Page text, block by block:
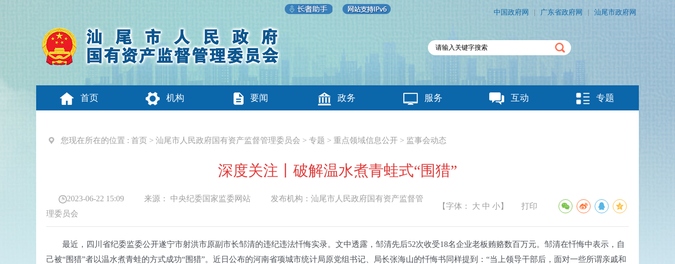
汕尾市政府网
广东省政府网
中国政府网
首页 机构 要闻 政务 服务 互动 专题
您现在所在的位置 : 首页 > 汕尾市人民政府国有资产监督管理委员会 > 专题 > 重点领域信息公开 > 监事会动态
深度关注丨破解温水煮青蛙式“围猎”
2023-06-22 15:09 来源： 中央纪委国家监委网站 发布机构： 汕尾市人民政府国有资产监督管
理委员会
【字体： 大 中 小】 打印
最近，四川省纪委监委公开遂宁市射洪市原副市长邹清的违纪违法忏悔实录。文中透露，邹清先后52次收受18名企业老板贿赂数百万元。邹清在忏悔中表示，自
己被“围猎”者以温水煮青蛙的方式成功“围猎”。近日公布的河南省项城市统计局原党组书记、局长张海山的忏悔书同样提到：“当上领导干部后，面对一些所谓亲戚和